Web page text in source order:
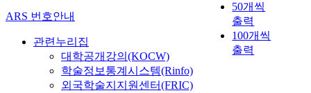
50개씩
출력
100개씩
출력
ARS 번호안내
관련누리집
대학공개강의(KOCW)
학술정보통계시스템(Rinfo)
외국학술지지원센터(FRIC)